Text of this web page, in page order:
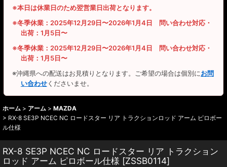
※本日は休業日のため翌営業日出荷となります。
※冬季休業：2025年12月29日〜2026年1月4日 問い合わせ対応・
出荷：1月5日〜
※冬季休業：2025年12月29日〜2026年1月4日 問い合わせ対応・
出荷：1月5日〜
※沖縄県への配送はお見積りとなります。ご希望の場合は個別にお問
い合わせくださいませ。
ホーム > アーム > MAZDA
> RX-8 SE3P NCEC NC ロードスター リア トラクションロッド アーム ピロボー
ル仕様
RX-8 SE3P NCEC NC ロードスター リア トラクション
ロッド アーム ピロボール仕様 [ZSSB0114]